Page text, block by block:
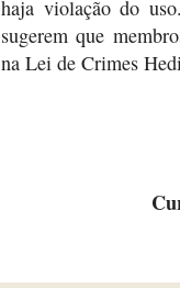
haja violação do
sugerem que
na Lei de Crimes